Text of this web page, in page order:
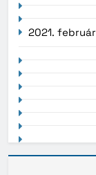
2021. február